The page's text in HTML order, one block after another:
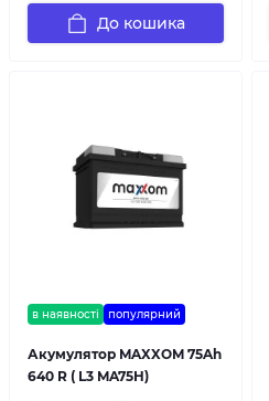
До кошика
в наявності популярний
Акумулятор MAXXOM 75Ah
640 R ( L3 MA75H)